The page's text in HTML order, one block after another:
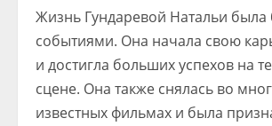
Жизнь Гундаревой Натальи была
событиями. Она начала свою
и достигла больших успехов на
сцене. Она также снялась во
известных фильмах и была